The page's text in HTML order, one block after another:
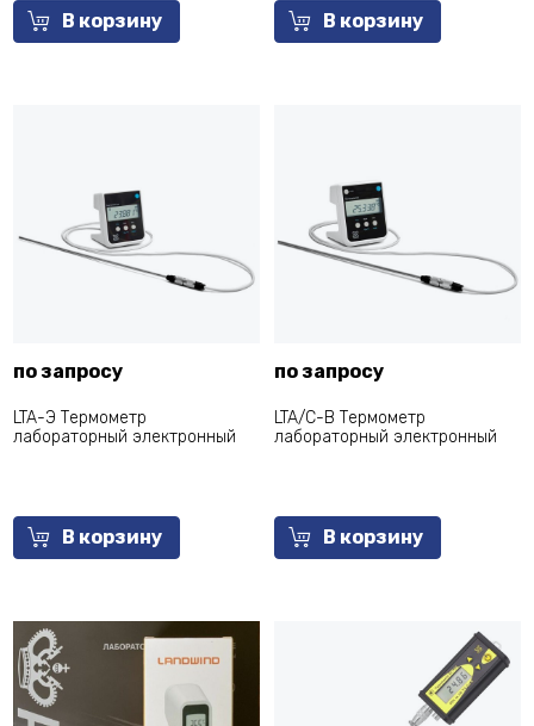
В корзину В корзину
по запросу
LTA-Э Термометр
лабораторный электронный
В корзину
по запросу
LTA/С-В Термометр
лабораторный электронный
В корзину